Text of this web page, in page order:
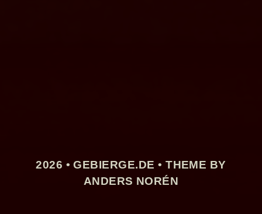
2026 •GEBIERGE.DE • THEME BY
ANDERS NORÉN